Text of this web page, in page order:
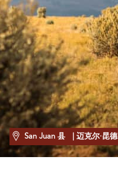
San Juan 县 | 迈克尔·昆德